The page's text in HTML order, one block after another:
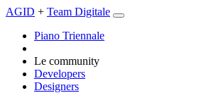
AGID + Team Digitale
Piano Triennale
Le community
Developers
Designers